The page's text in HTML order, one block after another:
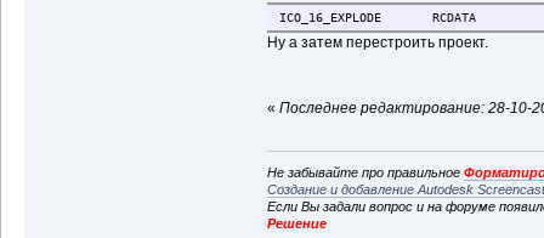
ICO_16_EXPLODE RCDATA
Ну а затем перестроить проект.
« Последнее редактирование: 28-10-
Не забывайте про правильное
Создание и добавление Autodesk
Если Вы задали вопрос и на форуме
Решение